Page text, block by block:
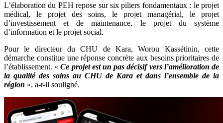
L’élaboration du PEH repose sur six piliers fondamentaux : le projet
médical, le projet des soins, le projet managérial, le projet
d’investissement et de maintenance, le projet du système
d’information et le projet social.
Pour le directeur du CHU de Kara, Worou Kassétinin, cette
démarche constitue une réponse concrète aux besoins prioritaires de
l’établissement. «Ce projet est un pas décisif vers l’amélioration de
la qualité des soins au CHU de Kara et dans l’ensemble de la
région », a-t-il souligné.